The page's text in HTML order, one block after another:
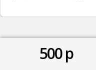
500р
© 2019 ООО "Природная